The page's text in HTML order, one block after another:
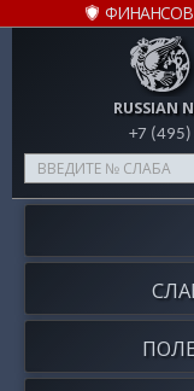
RUSSIAN
+7
Type
your